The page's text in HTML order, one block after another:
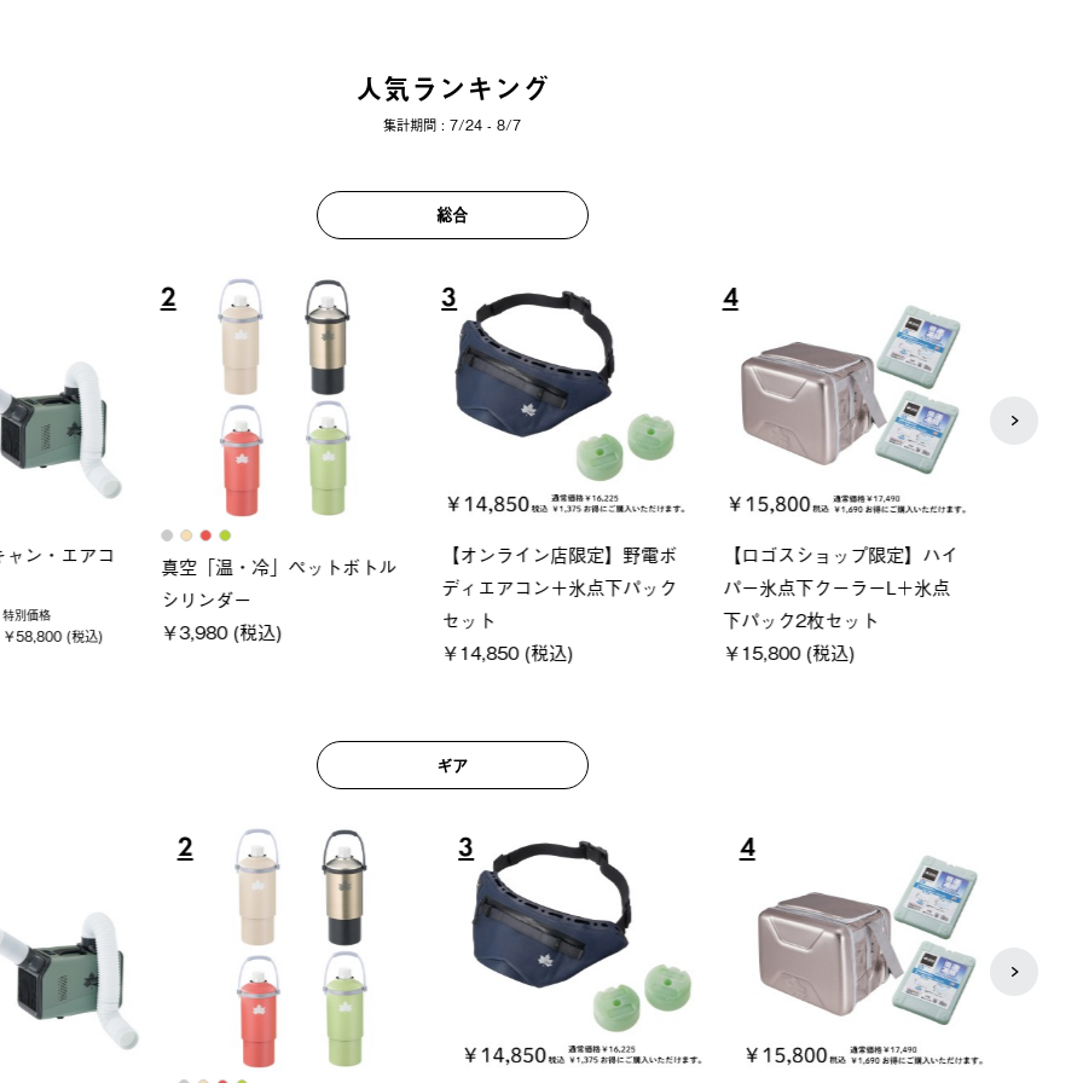
人気ランキング
集計期間 : 7/24 - 8/7
総合
ック 風抜きQセ
込)
ソーラーブロック 風抜きQセ
ットタープ 200-BG
￥18,800 (税込)
7
グランベーシック スペースベ
ース・オクタゴン-BJ
￥209,000 (税込)
Q-TOP ソーラーサンドブロッ
クサンシェード-BF
￥16,800 (税込)
ギア
6 7 8